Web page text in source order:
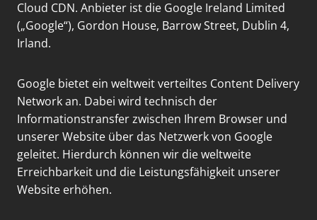
Cloud CDN. Anbieter ist die Google Ireland Limited
(„Google“), Gordon House, Barrow Street, Dublin 4,
Irland.
Google bietet ein weltweit verteiltes Content Delivery
Network an. Dabei wird technisch der
Informationstransfer zwischen Ihrem Browser und
unserer Website über das Netzwerk von Google
geleitet. Hierdurch können wir die weltweite
Erreichbarkeit und die Leistungsfähigkeit unserer
Website erhöhen.